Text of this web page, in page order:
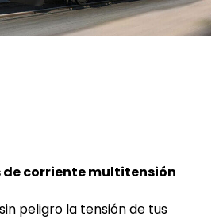
corriente multitensión
peligro la tensión de tus